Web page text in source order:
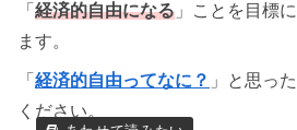
「 経済的自由になる 」ことを目標
ます。
「 経済的自由ってなに？ 」と思っ
ください。